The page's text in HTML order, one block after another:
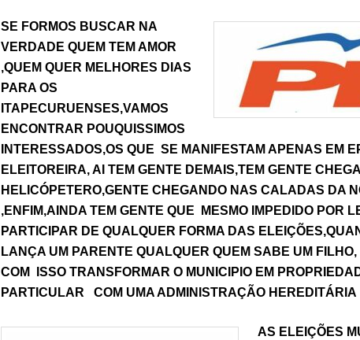
SE FORMOS BUSCAR NA
VERDADE QUEM TEM AMOR
,QUEM QUER MELHORES DIAS
PARA OS
ITAPECURUENSES,VAMOS
ENCONTRAR POUQUISSIMOS
INTERESSADOS,OS QUE SE MANIFESTAM APENAS EM
ELEITOREIRA, AI TEM GENTE DEMAIS,TEM GENTE
HELICÓPETERO,GENTE CHEGANDO NAS CALADAS DA
,ENFIM,AINDA TEM GENTE QUE MESMO IMPEDIDO POR
PARTICIPAR DE QUALQUER FORMA DAS
LANÇA UM PARENTE QUALQUER QUEM SABE UM
COM ISSO TRANSFORMAR O MUNICIPIO EM
PARTICULAR COM UMA ADMINISTRAÇÃO HEREDITÁRIA
AS ELEIÇÕES